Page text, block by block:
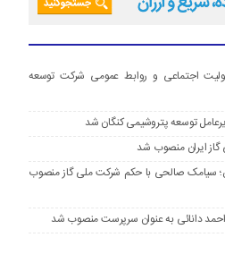
اجتماعی و روابط عمومی شرکت توسعه
توسعه پتروشیمی کنگان شد
ایران منصوب شد
سیامک صالحی با حکم شرکت ملی گاز منصوب
احمد دانائی به عنوان سرپرست منصوب شد